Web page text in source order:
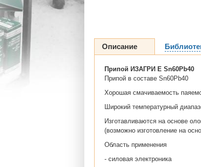
Описание
Припой ИЗАГРИ Е Sn60Pb40
Припой в составе Sn60Pb40
Хорошая смачиваемость
Широкий температурный
Изготавливаются на основе
(возможно изготовление на
Область применения
- силовая электроника